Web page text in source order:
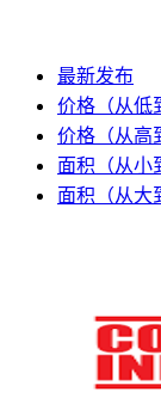
最新发布
价格（从低
价格（从高
面积（从小
面积（从大